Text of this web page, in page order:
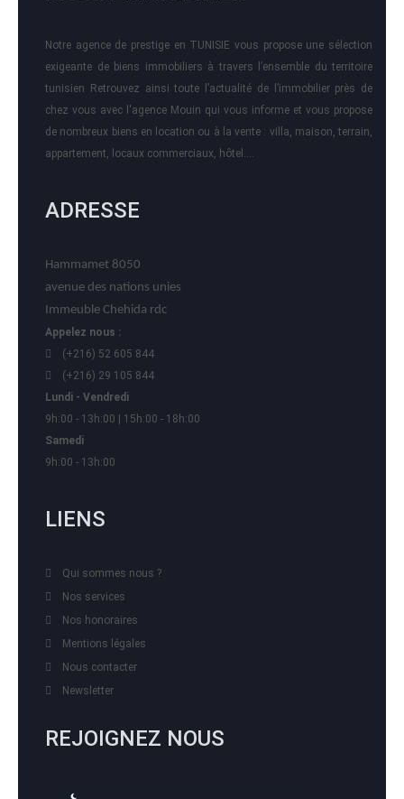
Notre agence de prestige en TUNISIE vous propose une sélection
exigeante de biens immobiliers à travers l’ensemble du territoire
tunisien Retrouvez ainsi toute l’actualité de l’immobilier près de
chez vous avec l'agence Mouin qui vous informe et vous propose
de nombreux biens en location ou à la vente : villa, maison, terrain,
appartement, locaux commerciaux, hôtel….
ADRESSE
Hammamet 8050
avenue des nations unies
Immeuble Chehida rdc
Appelez nous :
(+216) 52 605 844
(+216) 29 105 844
Lundi - Vendredi
9h:00 - 13h:00 | 15h:00 - 18h:00
Samedi
9h:00 - 13h:00
LIENS
Qui sommes nous ?
Nos services
Nos honoraires
Mentions légales
Nous contacter
Newsletter
REJOIGNEZ NOUS